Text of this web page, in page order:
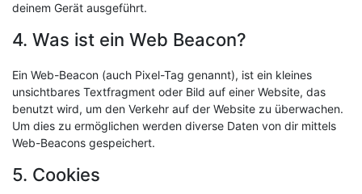
deinem Gerät ausgeführt.
4. Was ist ein Web Beacon?
Ein Web-Beacon (auch Pixel-Tag genannt), ist ein kleines
unsichtbares Textfragment oder Bild auf einer Website, das
benutzt wird, um den Verkehr auf der Website zu überwachen.
Um dies zu ermöglichen werden diverse Daten von dir mittels
Web-Beacons gespeichert.
5. Cookies